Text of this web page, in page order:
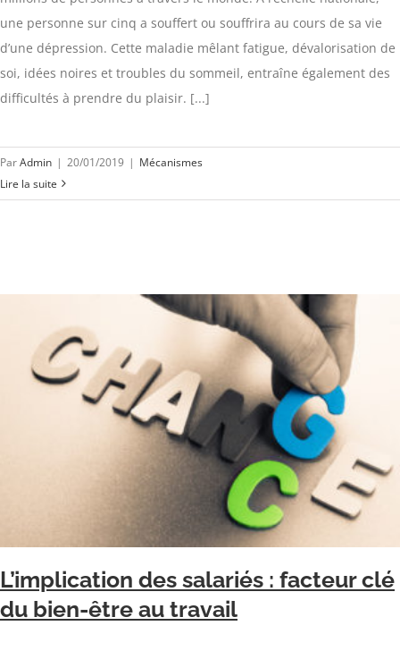
une personne sur cinq a souffert ou souffrira au cours de sa vie
d’une dépression. Cette maladie mêlant fatigue, dévalorisation de
soi, idées noires et troubles du sommeil, entraîne également des
difficultés à prendre du plaisir. [...]
ParAdmin | 20/01/2019 | Mécanismes
Lire la suite
L’implication des salariés : facteur clé
du bien-être au travail